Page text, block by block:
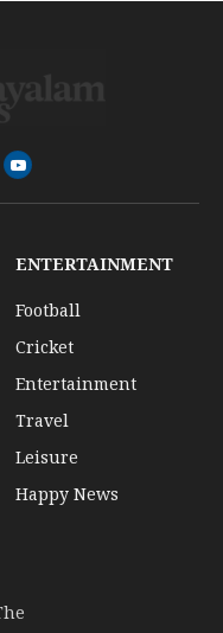
YouTube
ENTERTAINMENT
Football
Cricket
Entertainment
Travel
Leisure
Happy News